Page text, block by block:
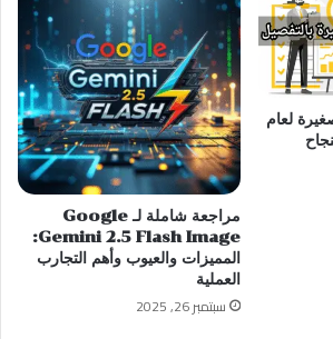
لعام
مراجعة شاملة لـ Google
Gemini 2.5 Flash Image:
المميزات والعيوب وأهم التجارب
العملية
سبتمبر 26, 2025